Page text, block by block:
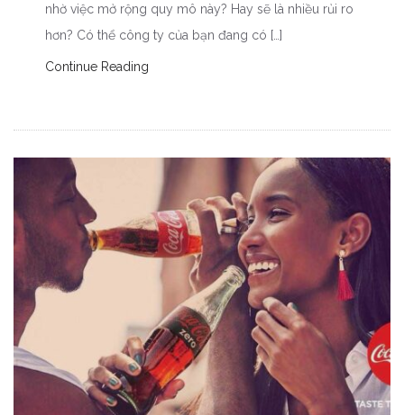
nhờ việc mở rộng quy mô này? Hay sẽ là nhiều rủi ro
hơn? Có thể công ty của bạn đang có […]
Continue Reading